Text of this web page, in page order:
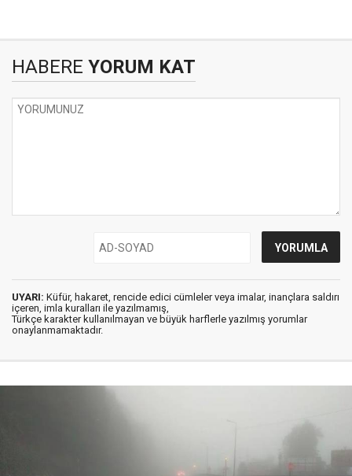
HABERE YORUM KAT
UYARI: Küfür, hakaret, rencide edici cümleler veya imalar, inançlara saldırı
içeren, imla kuralları ile yazılmamış,
Türkçe karakter kullanılmayan ve büyük harflerle yazılmış yorumlar
onaylanmamaktadır.